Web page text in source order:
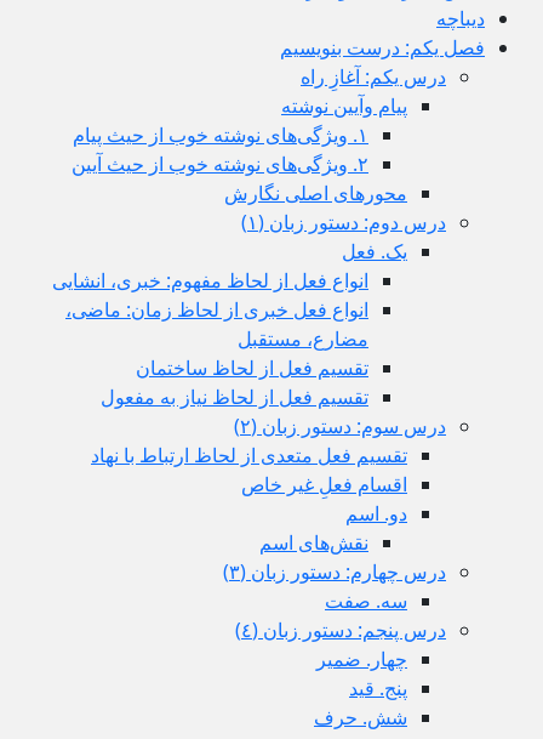
دیباچه
فصل یکم: درست بنویسیم
درس يكم: آغازِ راه
پیام وآیین نوشته
١. ویژگی‌های نوشته خوب از حیث پیام
٢. ویژگی‌های نوشته خوب از حیث آیین
محورهای اصلی نگارش
درس دوم: دستور زبان (١)
یک. فعل
انواع فعل از لحاظ مفهوم: خبری، انشایی
انواع فعل خبری از لحاظ زمان: ماضی،
مضارع، مستقبل
تقسیم فعل از لحاظ ساختمان
تقسیم فعل از لحاظ نیاز به مفعول
درس سوم: دستور زبان (٢)
تقسیم فعل متعدی از لحاظ ارتباط با نهاد
اقسام فعلِ غیر خاص
دو. اسم
نقش‌های اسم
درس چهارم: دستور زبان (٣)
سه. صفت
درس پنجم: دستور زبان (٤)
چهار. ضمیر
پنج. قید
شش. حرف